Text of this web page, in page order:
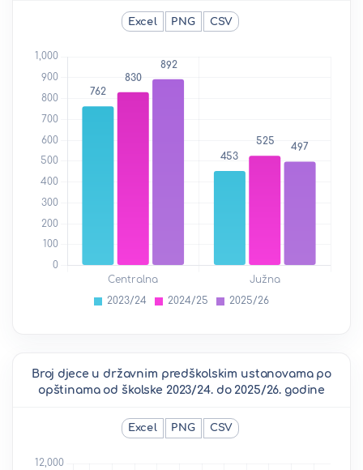
Excel PNG CSV
Broj djece u državnim predškolskim ustanovama po
opštinama od školske 2023/24. do 2025/26. godine
Excel PNG CSV